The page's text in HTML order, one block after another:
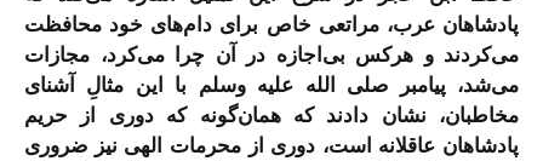
پادشاهان عرب، مراتعی خاص برای دام‌های خود محافظت
می‌کردند و هرکس بی‌اجازه در آن چرا می‌کرد، مجازات
می‌شد، پیامبر صلی الله علیه وسلم با این مثالِ آشنای
مخاطبان، نشان دادند که همان‌گونه که دوری از حریم
پادشاهان عاقلانه است، دوری از محرمات الهی نیز ضروری